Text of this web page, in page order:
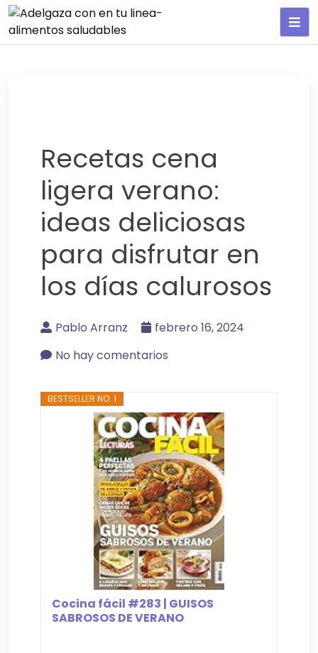
Recetas cena
ligera verano:
ideas deliciosas
para disfrutar en
los días calurosos
Pablo Arranz
febrero 16, 2024
No hay comentarios
BESTSELLER NO. 1
Cocina fácil #283 | GUISOS
SABROSOS DE VERANO